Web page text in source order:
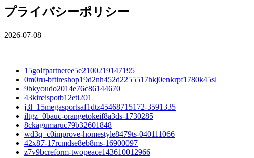
プライバシーポリシー
2026-07-08
15golfpartneree5e2100219147195
0m0ru-bftireshop19d2nh452d2255517hkj0enkrpf1780k45sl
9bkyoudo2014e76c86144670
43kireispotb12eti201
j3l_15megasportsaf1dtz45468715172-3591335
iltgz_0bauc-orangetokeif8a3ds-1730285
8ckagumaruc79b32601848
wd3q_c0improve-homestyle8479ts-040111066
42x87-17rcmdse8eb8ms-16900097
z7v9bcreform-twopeace143610012966